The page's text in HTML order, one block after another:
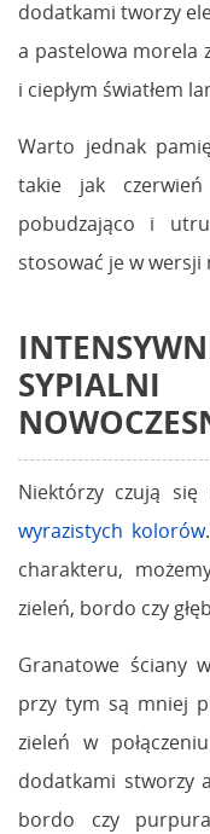
dodatkami tworzy
a pastelowa morela
i ciepłym światłem
Warto jednak
takie jak
pobudzająco i
stosować je w
Niektórzy czują
wyrazistych kolorów
charakteru,
zieleń, bordo czy
Granatowe ściany
przy tym są mniej
zieleń w
dodatkami stworzy
bordo czy